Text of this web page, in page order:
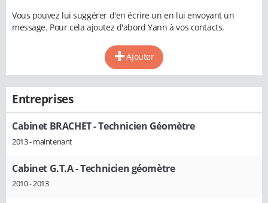
Vous pouvez lui suggérer d'en écrire un en lui envoyant un
message. Pour cela ajoutez d'abord Yann à vos contacts.
Ajouter
Entreprises
Cabinet BRACHET- Technicien Géomètre
2013 - maintenant
Cabinet G.T.A- Technicien géomètre
2010 - 2013